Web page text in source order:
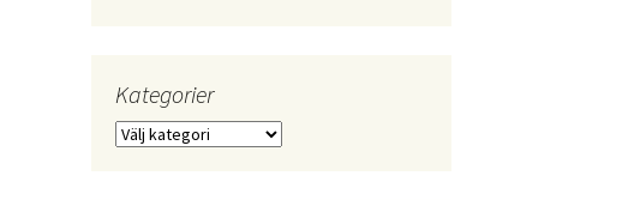
Kategorier
Kategorier